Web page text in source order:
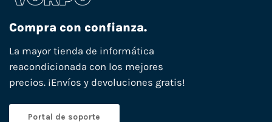
Compra con confianza.
La mayor tienda de informática
reacondicionada con los mejores
precios. ¡Envíos y devoluciones gratis!
Portal de soporte